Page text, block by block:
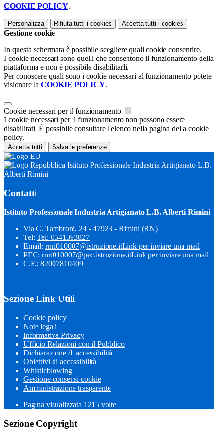
COOKIE POLICY.
Personalizza Rifiuta tutti i cookies Accetta tutti i cookies
Gestione cookie
In questa schermata è possibile scegliere quali cookie consentire.
I cookie necessari sono quelli che consentono il funzionamento della
piattaforma e non è possibile disabilitarli.
Per conoscere quali sono i cookie necessari al funzionamento potete
visionare la COOKIE POLICY.
Cookie necessari per il funzionamento
I cookie necessari per il funzionamento non possono essere
disabilitati. È possibile consultare l'elenco nella pagina della cookie
policy.
Accetta tutti Salva le preferenze
Istituto Professionale Industria Artigianato L.B.
Alberti Rimini
Contatti
Istituto Professionale Industria Artigianato L.B. Alberti Rimini
Via C. Tambroni, 24 - 47923 - Rimini (RN)
Tel: Tel: 0541393827
Email: rnri010007@istruzione.itLink per inviare una mail
PEC: rnri010007@pec.istruzione.itLink per inviare una mail
C.F.: 82007810409
Sezione Link Utili
Cookie policy
Note legali
Informativa Privacy
Ufficio Relazioni con il Pubblico
Dichiarazione di accessibilità
Obiettivi di accessibilità
Whistleblowing
Gestione consensi cookie
Amministrazione trasparente
Pagina visualizzata 1215 volte
Sezione Copyright